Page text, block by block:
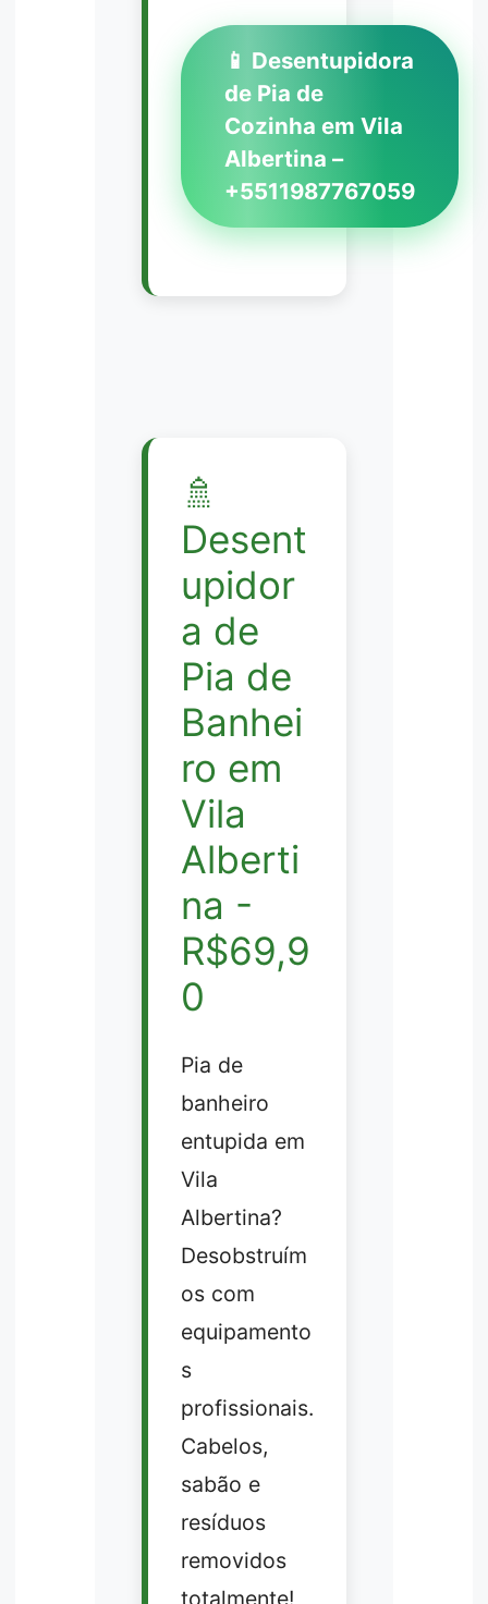
📱 Desentupidora
de Pia de
Cozinha em Vila
Albertina –
+5511987767059
🚿
Desent
upidor
a de
Pia de
Banhei
ro em
Vila
Alberti
na -
R$69,9
0
Pia de
banheiro
entupida em
Vila
Albertina?
Desobstruím
os com
equipamento
s
profissionais.
Cabelos,
sabão e
resíduos
removidos